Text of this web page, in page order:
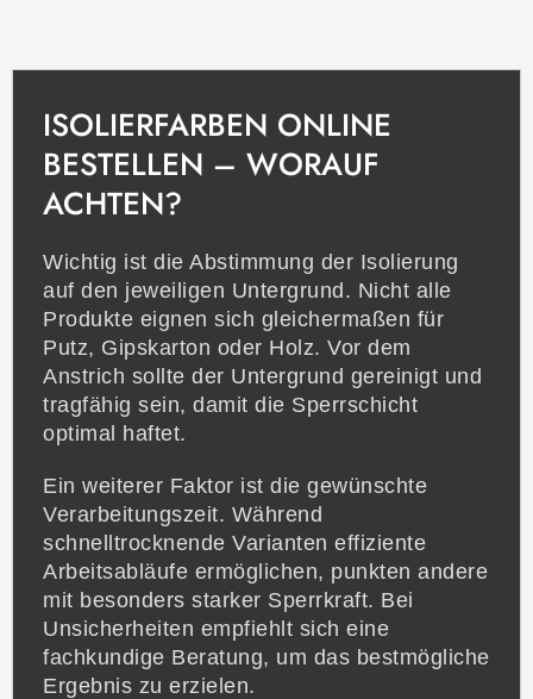
ISOLIERFARBEN ONLINE
BESTELLEN – WORAUF
ACHTEN?
Wichtig ist die Abstimmung der Isolierung
auf den jeweiligen Untergrund. Nicht alle
Produkte eignen sich gleichermaßen für
Putz, Gipskarton oder Holz. Vor dem
Anstrich sollte der Untergrund gereinigt und
tragfähig sein, damit die Sperrschicht
optimal haftet.
Ein weiterer Faktor ist die gewünschte
Verarbeitungszeit. Während
schnelltrocknende Varianten effiziente
Arbeitsabläufe ermöglichen, punkten andere
mit besonders starker Sperrkraft. Bei
Unsicherheiten empfiehlt sich eine
fachkundige Beratung, um das bestmögliche
Ergebnis zu erzielen.